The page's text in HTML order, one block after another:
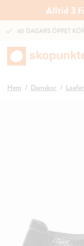
Alltid 3
60 DAGARS ÖPPET
Hem Damskor